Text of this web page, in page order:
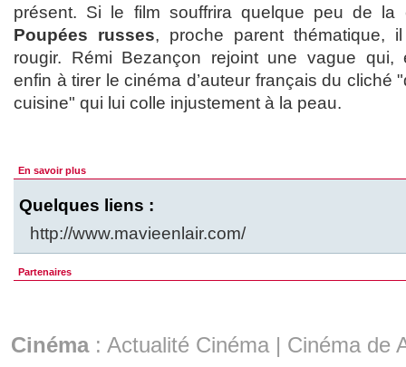
présent. Si le film souffrira quelque peu de
Poupées russes, proche parent thématique,
rougir. Rémi Bezançon rejoint une vague qui,
enfin à tirer le cinéma d’auteur français du cliché
cuisine" qui lui colle injustement à la peau.
En savoir plus
Quelques liens :
http://www.mavieenlair.com/
Partenaires
Cinéma: Actualité Cinéma | Cinéma de